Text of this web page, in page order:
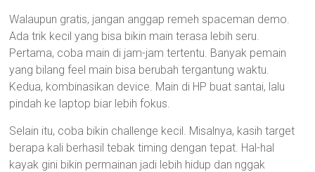
Walaupun gratis, jangan anggap remeh spaceman demo.
Ada trik kecil yang bisa bikin main terasa lebih seru.
Pertama, coba main di jam-jam tertentu. Banyak pemain
yang bilang feel main bisa berubah tergantung waktu.
Kedua, kombinasikan device. Main di HP buat santai, lalu
pindah ke laptop biar lebih fokus.
Selain itu, coba bikin challenge kecil. Misalnya, kasih target
berapa kali berhasil tebak timing dengan tepat. Hal-hal
kayak gini bikin permainan jadi lebih hidup dan nggak